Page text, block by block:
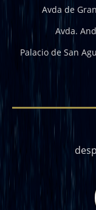
Avda de
Avda.
Palacio de San